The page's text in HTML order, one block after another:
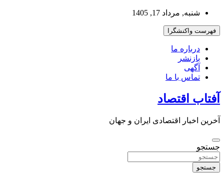
بروید
شنبه, مرداد 17, 1405
فهرست واکنشگرا
درباره ما
بازنشر
آگهی
تماس با ما
آفتاب اقتصاد
آخرین اخبار اقتصادی ایران و جهان
جستجو
جستجو